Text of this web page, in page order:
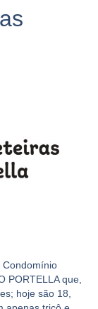
Condomínio
PORTELLA que,
hoje são 18,